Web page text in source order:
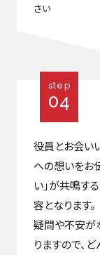
さい
step
04
役員とお会い
への想いをお
い」が共鳴す
容となります。
疑問や不安が
りますので、